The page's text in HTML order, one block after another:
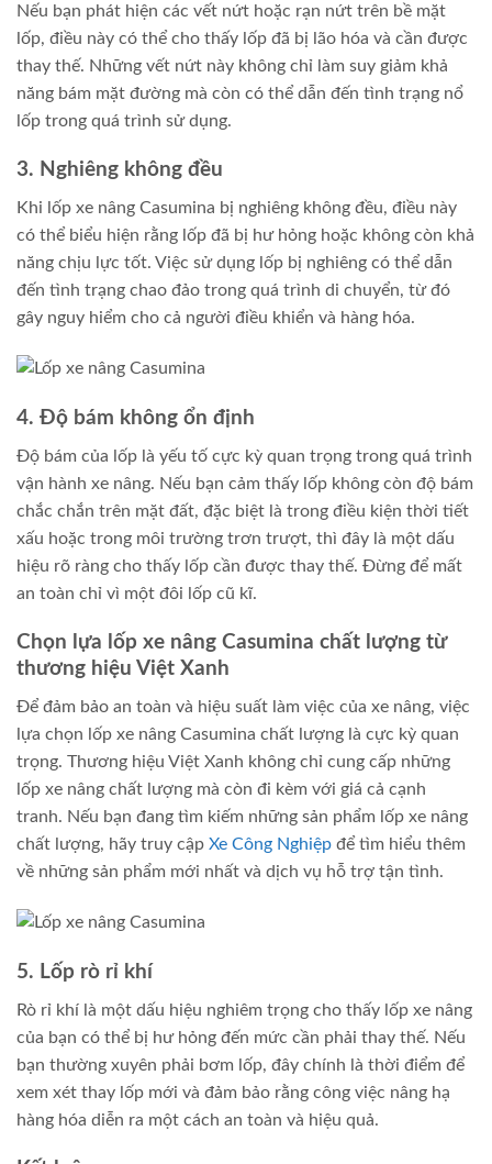
Nếu bạn phát hiện các vết nứt hoặc rạn nứt trên bề mặt
lốp, điều này có thể cho thấy lốp đã bị lão hóa và cần được
thay thế. Những vết nứt này không chỉ làm suy giảm khả
năng bám mặt đường mà còn có thể dẫn đến tình trạng nổ
lốp trong quá trình sử dụng.
3. Nghiêng không đều
Khi lốp xe nâng Casumina bị nghiêng không đều, điều này
có thể biểu hiện rằng lốp đã bị hư hỏng hoặc không còn khả
năng chịu lực tốt. Việc sử dụng lốp bị nghiêng có thể dẫn
đến tình trạng chao đảo trong quá trình di chuyển, từ đó
gây nguy hiểm cho cả người điều khiển và hàng hóa.
4. Độ bám không ổn định
Độ bám của lốp là yếu tố cực kỳ quan trọng trong quá trình
vận hành xe nâng. Nếu bạn cảm thấy lốp không còn độ bám
chắc chắn trên mặt đất, đặc biệt là trong điều kiện thời tiết
xấu hoặc trong môi trường trơn trượt, thì đây là một dấu
hiệu rõ ràng cho thấy lốp cần được thay thế. Đừng để mất
an toàn chỉ vì một đôi lốp cũ kĩ.
Chọn lựa lốp xe nâng Casumina chất lượng từ
thương hiệu Việt Xanh
Để đảm bảo an toàn và hiệu suất làm việc của xe nâng, việc
lựa chọn lốp xe nâng Casumina chất lượng là cực kỳ quan
trọng. Thương hiệu Việt Xanh không chỉ cung cấp những
lốp xe nâng chất lượng mà còn đi kèm với giá cả cạnh
tranh. Nếu bạn đang tìm kiếm những sản phẩm lốp xe nâng
chất lượng, hãy truy cập Xe Công Nghiệp để tìm hiểu thêm
về những sản phẩm mới nhất và dịch vụ hỗ trợ tận tình.
5. Lốp rò rỉ khí
Rò rỉ khí là một dấu hiệu nghiêm trọng cho thấy lốp xe nâng
của bạn có thể bị hư hỏng đến mức cần phải thay thế. Nếu
bạn thường xuyên phải bơm lốp, đây chính là thời điểm để
xem xét thay lốp mới và đảm bảo rằng công việc nâng hạ
hàng hóa diễn ra một cách an toàn và hiệu quả.